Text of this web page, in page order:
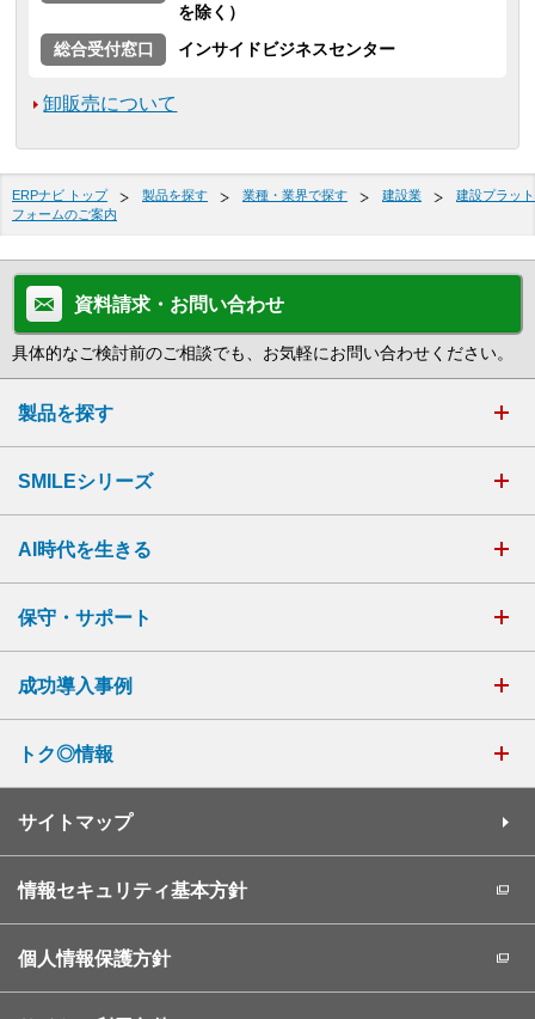
を除く）
総合受付窓口
インサイドビジネスセンター
卸販売について
ERPナビ トップ 製品を探す 業種・業界で探す 建設業
建設プラット
フォームのご案内
資料請求・お問い合わせ
具体的なご検討前のご相談でも、お気軽にお問い合わせください。
製品を探す
SMILEシリーズ
AI時代を生きる
保守・サポート
成功導入事例
トク◎情報
サイトマップ
情報セキュリティ基本方針
個人情報保護方針